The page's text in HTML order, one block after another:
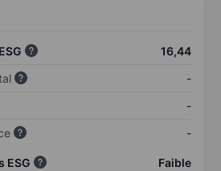
16,44
-
-
-
ESG Faible